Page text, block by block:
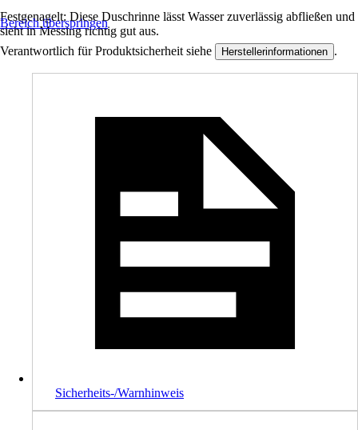
Festgenagelt: Diese Duschrinne lässt Wasser zuverlässig abfließen und
sieht in Messing richtig gut aus.
Bereich überspringen
Verantwortlich für Produktsicherheit siehe Herstellerinformationen .
Sicherheits-/Warnhinweis